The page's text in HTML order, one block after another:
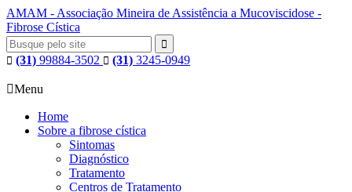
AMAM - Associação Mineira de Assistência a Mucoviscidose -
Fibrose Cística

 (31) 99884-3502  (31) 3245-0949
Menu
Home
Sobre a fibrose cística
Sintomas
Diagnóstico
Tratamento
Centros de Tratamento